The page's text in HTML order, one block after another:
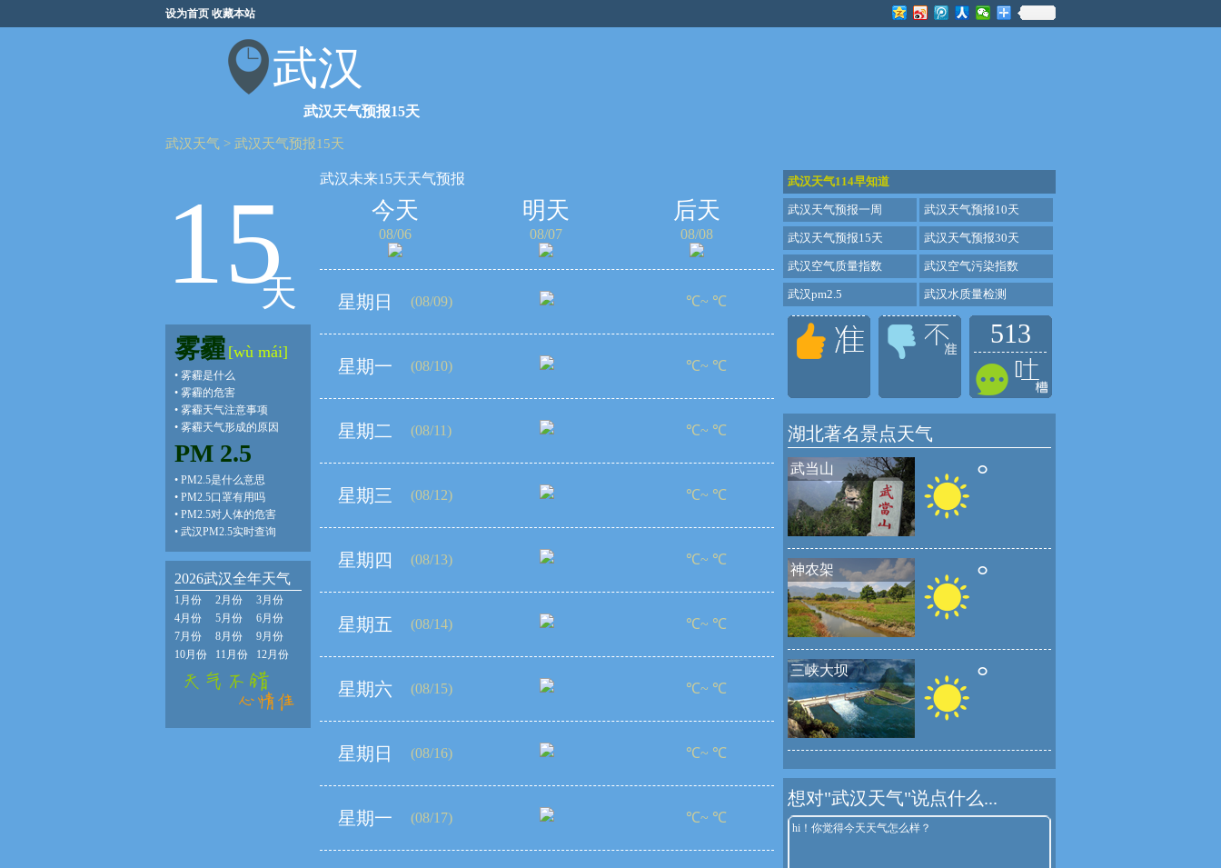
设为首页 收藏本站
武汉
武汉天气预报15天
武汉天气 > 武汉天气预报15天
15
天
雾霾 [wù mái]
• 雾霾是什么
• 雾霾的危害
• 雾霾天气注意事项
• 雾霾天气形成的原因
PM 2.5
• PM2.5是什么意思
• PM2.5口罩有用吗
• PM2.5对人体的危害
• 武汉PM2.5实时查询
2026武汉全年天气
1月份 2月份
3月份
4月份
5月份
6月份
7月份
8月份
9月份
10月份
11月份 12月份
武汉未来15天天气预报
今天
08/06
明天
08/07
后天
08/08
星期日 (08/09) ℃~ ℃
星期一 (08/10) ℃~ ℃
星期二 (08/11) ℃~ ℃
星期三 (08/12) ℃~ ℃
星期四 (08/13) ℃~ ℃
星期五 (08/14) ℃~ ℃
星期六 (08/15) ℃~ ℃
星期日 (08/16) ℃~ ℃
星期一 (08/17) ℃~ ℃
武汉天气114早知道
武汉天气预报一周 武汉天气预报10天
武汉天气预报15天 武汉天气预报30天
武汉空气质量指数 武汉空气污染指数
武汉pm2.5 武汉水质量检测
513
湖北著名景点天气
武当山 °
神农架 °
三峡大坝 °
想对"武汉天气"说点什么...